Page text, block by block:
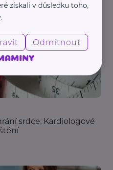
srdce: Kardiologové
získali v důsledku toho,
Odmítnout